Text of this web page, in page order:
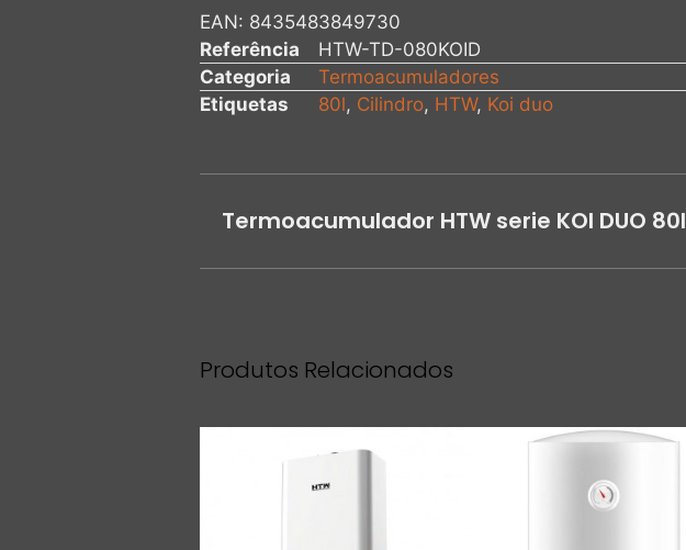
EAN: 8435483849730
Referência
HTW-TD-080KOID
Categoria
Termoacumuladores
Etiquetas
80l, Cilindro, HTW, Koi duo
Termoacumulador HTW serie KOI DUO 80l
Produtos Relacionados